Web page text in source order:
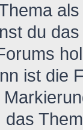
du
ist die